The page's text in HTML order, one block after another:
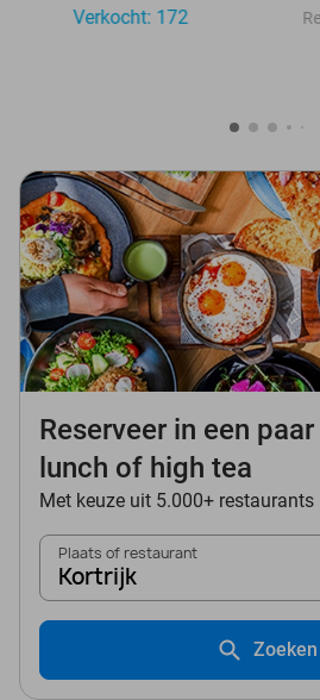
Verkocht: 172
Reserveer in een
lunch of high tea
Met keuze uit 5.000+ restaurants
Plaats of restaurant
Kortrijk
Zoeken